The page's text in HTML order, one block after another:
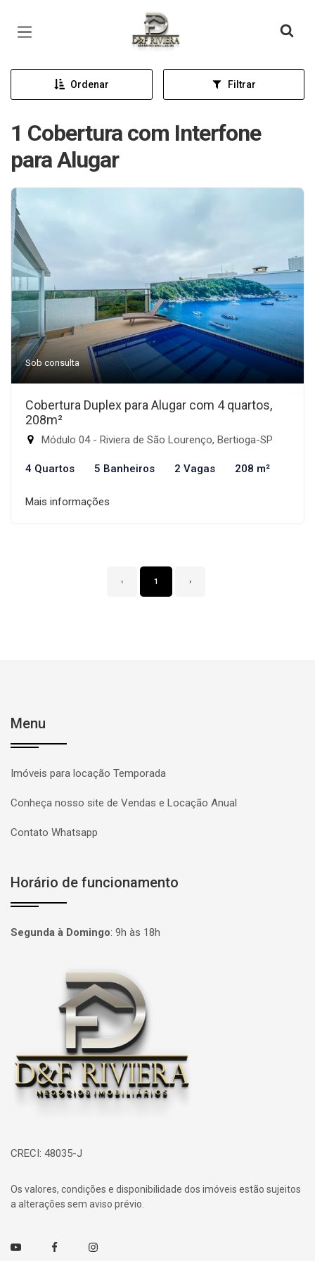
Página inicial
Ordenar Filtrar
1 Cobertura com Interfone
para Alugar
Sob consulta
Cobertura Duplex para Alugar com 4 quartos,
208m²
Módulo 04 - Riviera de São Lourenço, Bertioga-SP
4 Quartos 5 Banheiros 2 Vagas 208 m²
Mais informações
‹ 1 ›
Menu
Imóveis para locação Temporada
Conheça nosso site de Vendas e Locação Anual
Contato Whatsapp
Horário de funcionamento
Segunda à Domingo: 9h às 18h
Página inicial
CRECI: 48035-J
Os valores, condições e disponibilidade dos imóveis estão sujeitos
a alterações sem aviso prévio.
Youtube FacebookInstagram